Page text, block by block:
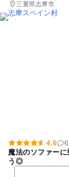
三重県志摩市
4.6
魔法のソファー
う◎